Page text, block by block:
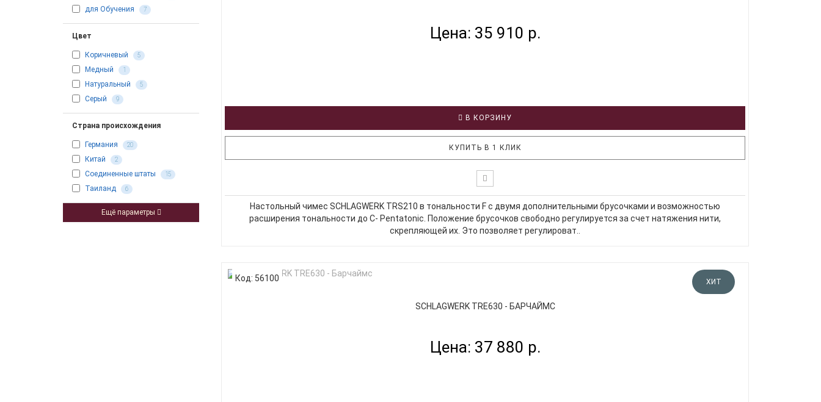
для Обучения 7
Цвет
Коричневый 5
Медный 1
Натуральный 5
Серый 9
Страна происхождения
Германия 20
Китай 2
Соединенные штаты 15
Таиланд 6
Ещё параметры
Цена: 35 910 р.
В КОРЗИНУ
КУПИТЬ В 1 КЛИК
Настольный чимес SCHLAGWERK TRS210 в тональности F с двумя дополнительными брусочками и возможностью
расширения тональности до C- Pentatonic. Положение брусочков свободно регулируется за счет натяжения нити,
скрепляющей их. Это позволяет регулироват..
Код: 56100 ХИТ
SCHLAGWERK TRE630 - БАРЧАЙМС
Цена: 37 880 р.